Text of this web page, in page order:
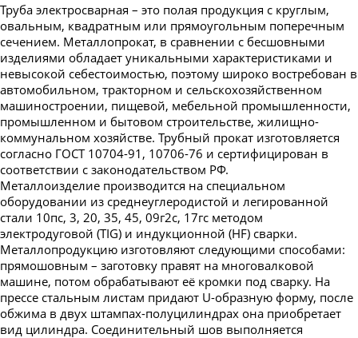
Труба электросварная – это полая продукция с круглым,
овальным, квадратным или прямоугольным поперечным
сечением. Металлопрокат, в сравнении с бесшовными
изделиями обладает уникальными характеристиками и
невысокой себестоимостью, поэтому широко востребован в
автомобильном, тракторном и сельскохозяйственном
машиностроении, пищевой, мебельной промышленности,
промышленном и бытовом строительстве, жилищно-
коммунальном хозяйстве. Трубный прокат изготовляется
согласно ГОСТ 10704-91, 10706-76 и сертифицирован в
соответствии с законодательством РФ.
Металлоизделие производится на специальном
оборудовании из среднеуглеродистой и легированной
стали 10пс, 3, 20, 35, 45, 09г2с, 17гс методом
электродуговой (TIG) и индукционной (HF) сварки.
Металлопродукцию изготовляют следующими способами:
прямошовным – заготовку правят на многовалковой
машине, потом обрабатывают её кромки под сварку. На
прессе стальным листам придают U-образную форму, после
обжима в двух штампах-полуцилиндрах она приобретает
вид цилиндра. Соединительный шов выполняется